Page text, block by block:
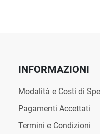
INFORMAZIONI
Modalità e Costi di
Pagamenti Accettati
Termini e Condizioni